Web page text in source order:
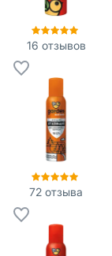
16 отзывов
72 отзыва